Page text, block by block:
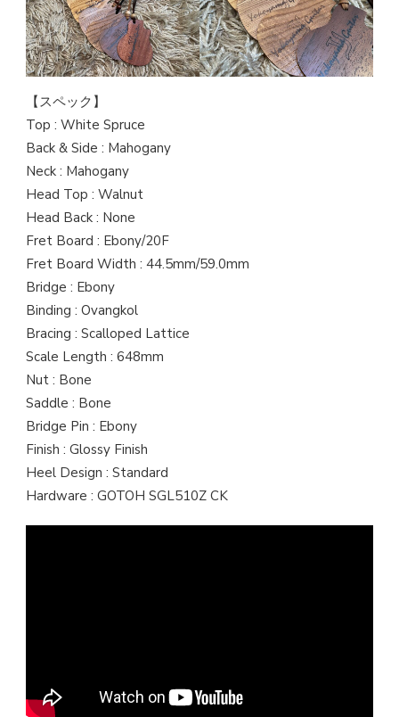
【スペック】
Top : White Spruce
Back & Side : Mahogany
Neck : Mahogany
Head Top : Walnut
Head Back : None
Fret Board : Ebony/20F
Fret Board Width : 44.5mm/59.0mm
Bridge : Ebony
Binding : Ovangkol
Bracing : Scalloped Lattice
Scale Length : 648mm
Nut : Bone
Saddle : Bone
Bridge Pin : Ebony
Finish : Glossy Finish
Heel Design : Standard
Hardware : GOTOH SGL510Z CK